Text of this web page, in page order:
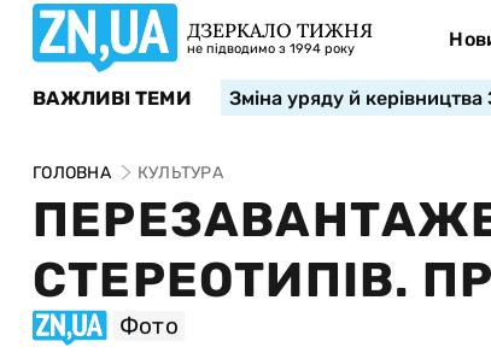
ДЗЕРКАЛО ТИЖНЯ
не підводимо з 1994 року
ВАЖЛИВІ ТЕМИ Зміна уряду й керівництва
ГОЛОВНА КУЛЬТУРА
СТЕРЕОТИПІВ.
Фото